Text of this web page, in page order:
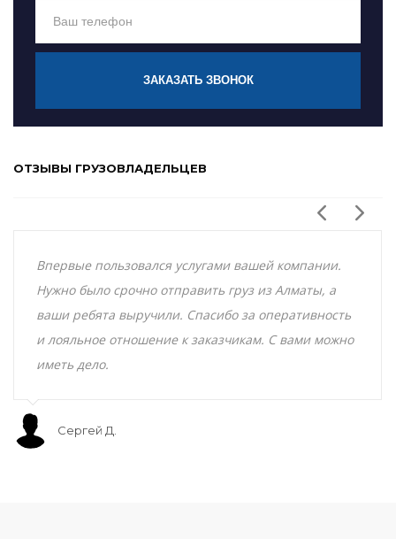
ЗАКАЗАТЬ ЗВОНОК
ОТЗЫВЫ ГРУЗОВЛАДЕЛЬЦЕВ
Впервые пользовался услугами вашей компании.
Нужно было срочно отправить груз из Алматы, а
ваши ребята выручили. Спасибо за оперативность
и лояльное отношение к заказчикам. С вами можно
иметь дело.
Сергей Д.